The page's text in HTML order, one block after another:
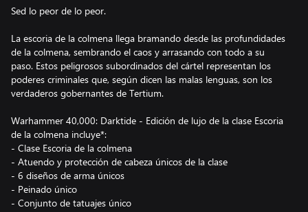
Sed lo peor de lo peor.
La escoria de la colmena llega bramando desde las profundidades
de la colmena, sembrando el caos y arrasando con todo a su
paso. Estos peligrosos subordinados del cártel representan los
poderes criminales que, según dicen las malas lenguas, son los
verdaderos gobernantes de Tertium.
Warhammer 40,000: Darktide - Edición de lujo de la clase Escoria
de la colmena incluye*:
- Clase Escoria de la colmena
- Atuendo y protección de cabeza únicos de la clase
- 6 diseños de arma únicos
- Peinado único
- Conjunto de tatuajes único